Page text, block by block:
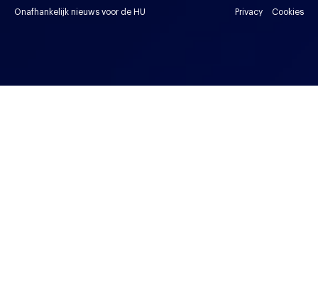
Onafhankelijk nieuws voor de HU Privacy Cookies